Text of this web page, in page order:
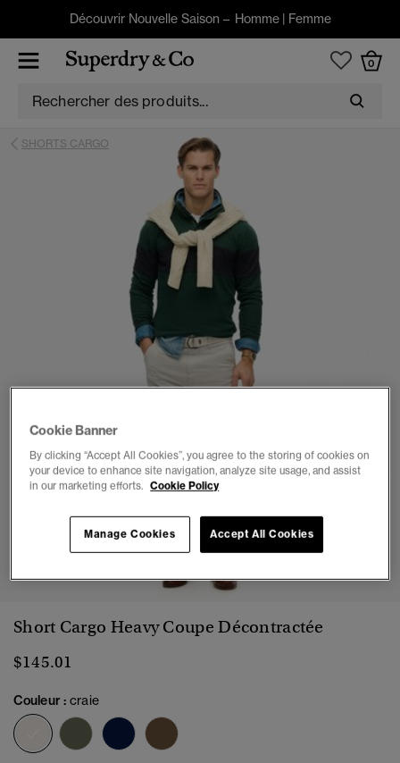
Découvrir Nouvelle Saison – Homme| Femme
0
SHORTS CARGO
1 2 3 4 5 6 7
Short Cargo Heavy Coupe Décontractée
$145.01
Couleur :craie
sélectionné
Cookie Banner
By clicking “Accept All Cookies”, you agree to the storing of cookies on
your device to enhance site navigation, analyze site usage, and assist
in our marketing efforts. Cookie Policy
Accept All Cookies
Manage Cookies